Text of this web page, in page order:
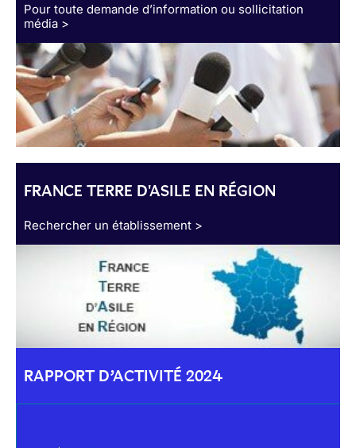
Pour toute demande d’information ou sollicitation
média >
FRANCE TERRE D'ASILE EN RÉGION
Rechercher un établissement >
RAPPORT D’ACTIVITÉ 2024